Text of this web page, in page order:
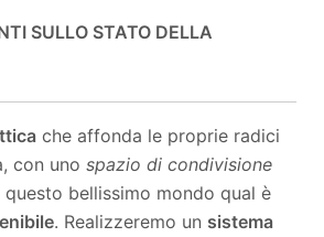
SULLO STATO DELLA
che affonda le proprie radici
con uno spazio di condivisione
questo bellissimo mondo qual è
. Realizzeremo un sistema